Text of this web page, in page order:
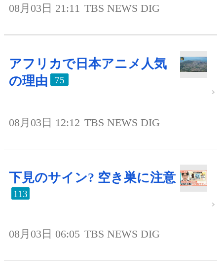
08月03日 21:11 TBS NEWS DIG
アフリカで日本アニメ人気
の理由
75
08月03日 12:12 TBS NEWS DIG
下見のサイン? 空き巣に注意
113
08月03日 06:05 TBS NEWS DIG